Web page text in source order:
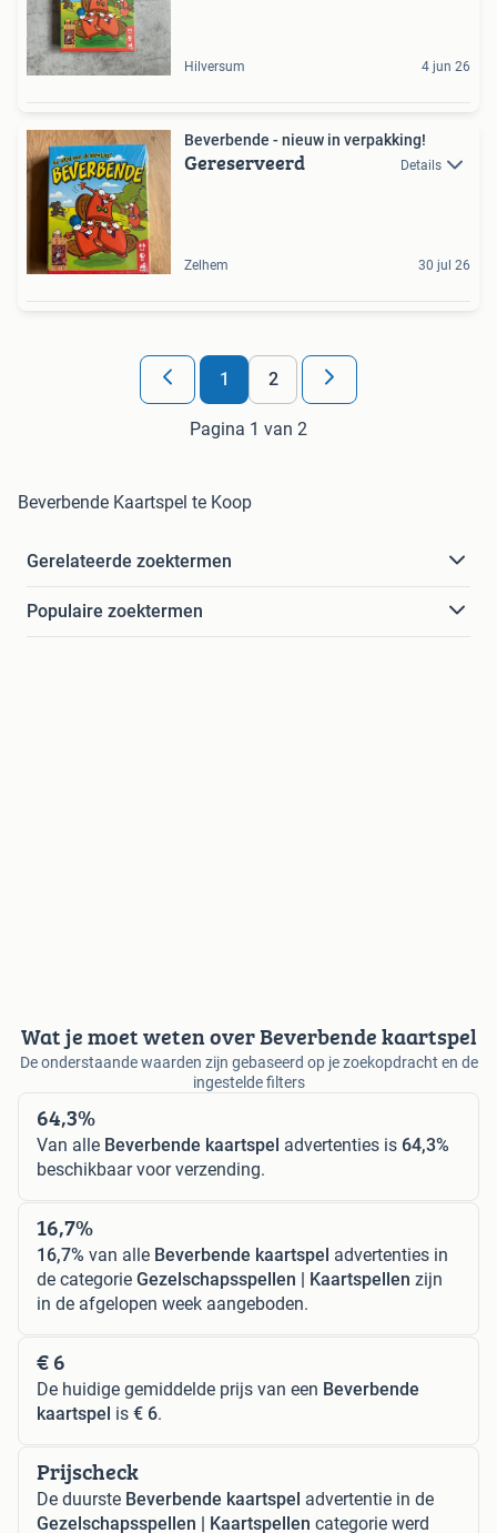
Hilversum 4 jun 26
Beverbende - nieuw in verpakking!
Gereserveerd Details
Zelhem 30 jul 26
1 2
Pagina 1 van 2
Beverbende Kaartspel te Koop
Gerelateerde zoektermen
Populaire zoektermen
Wat je moet weten over Beverbende kaartspel
De onderstaande waarden zijn gebaseerd op je zoekopdracht en de
ingestelde filters
64,3%
Van alle Beverbende kaartspel advertenties is 64,3%
beschikbaar voor verzending.
16,7%
16,7% van alle Beverbende kaartspel advertenties in
de categorie Gezelschapsspellen | Kaartspellen zijn
in de afgelopen week aangeboden.
€ 6
De huidige gemiddelde prijs van een Beverbende
kaartspel is € 6.
Prijscheck
De duurste Beverbende kaartspel advertentie in de
Gezelschapsspellen | Kaartspellen categorie werd